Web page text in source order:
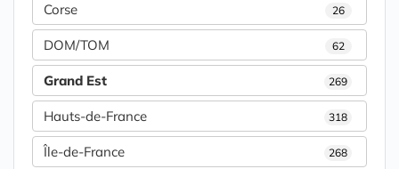
Corse 26
DOM/TOM 62
Grand Est 269
Hauts-de-France 318
Île-de-France 268